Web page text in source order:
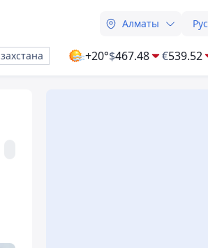
Алматы Рус
+20°$467.48 €539.52